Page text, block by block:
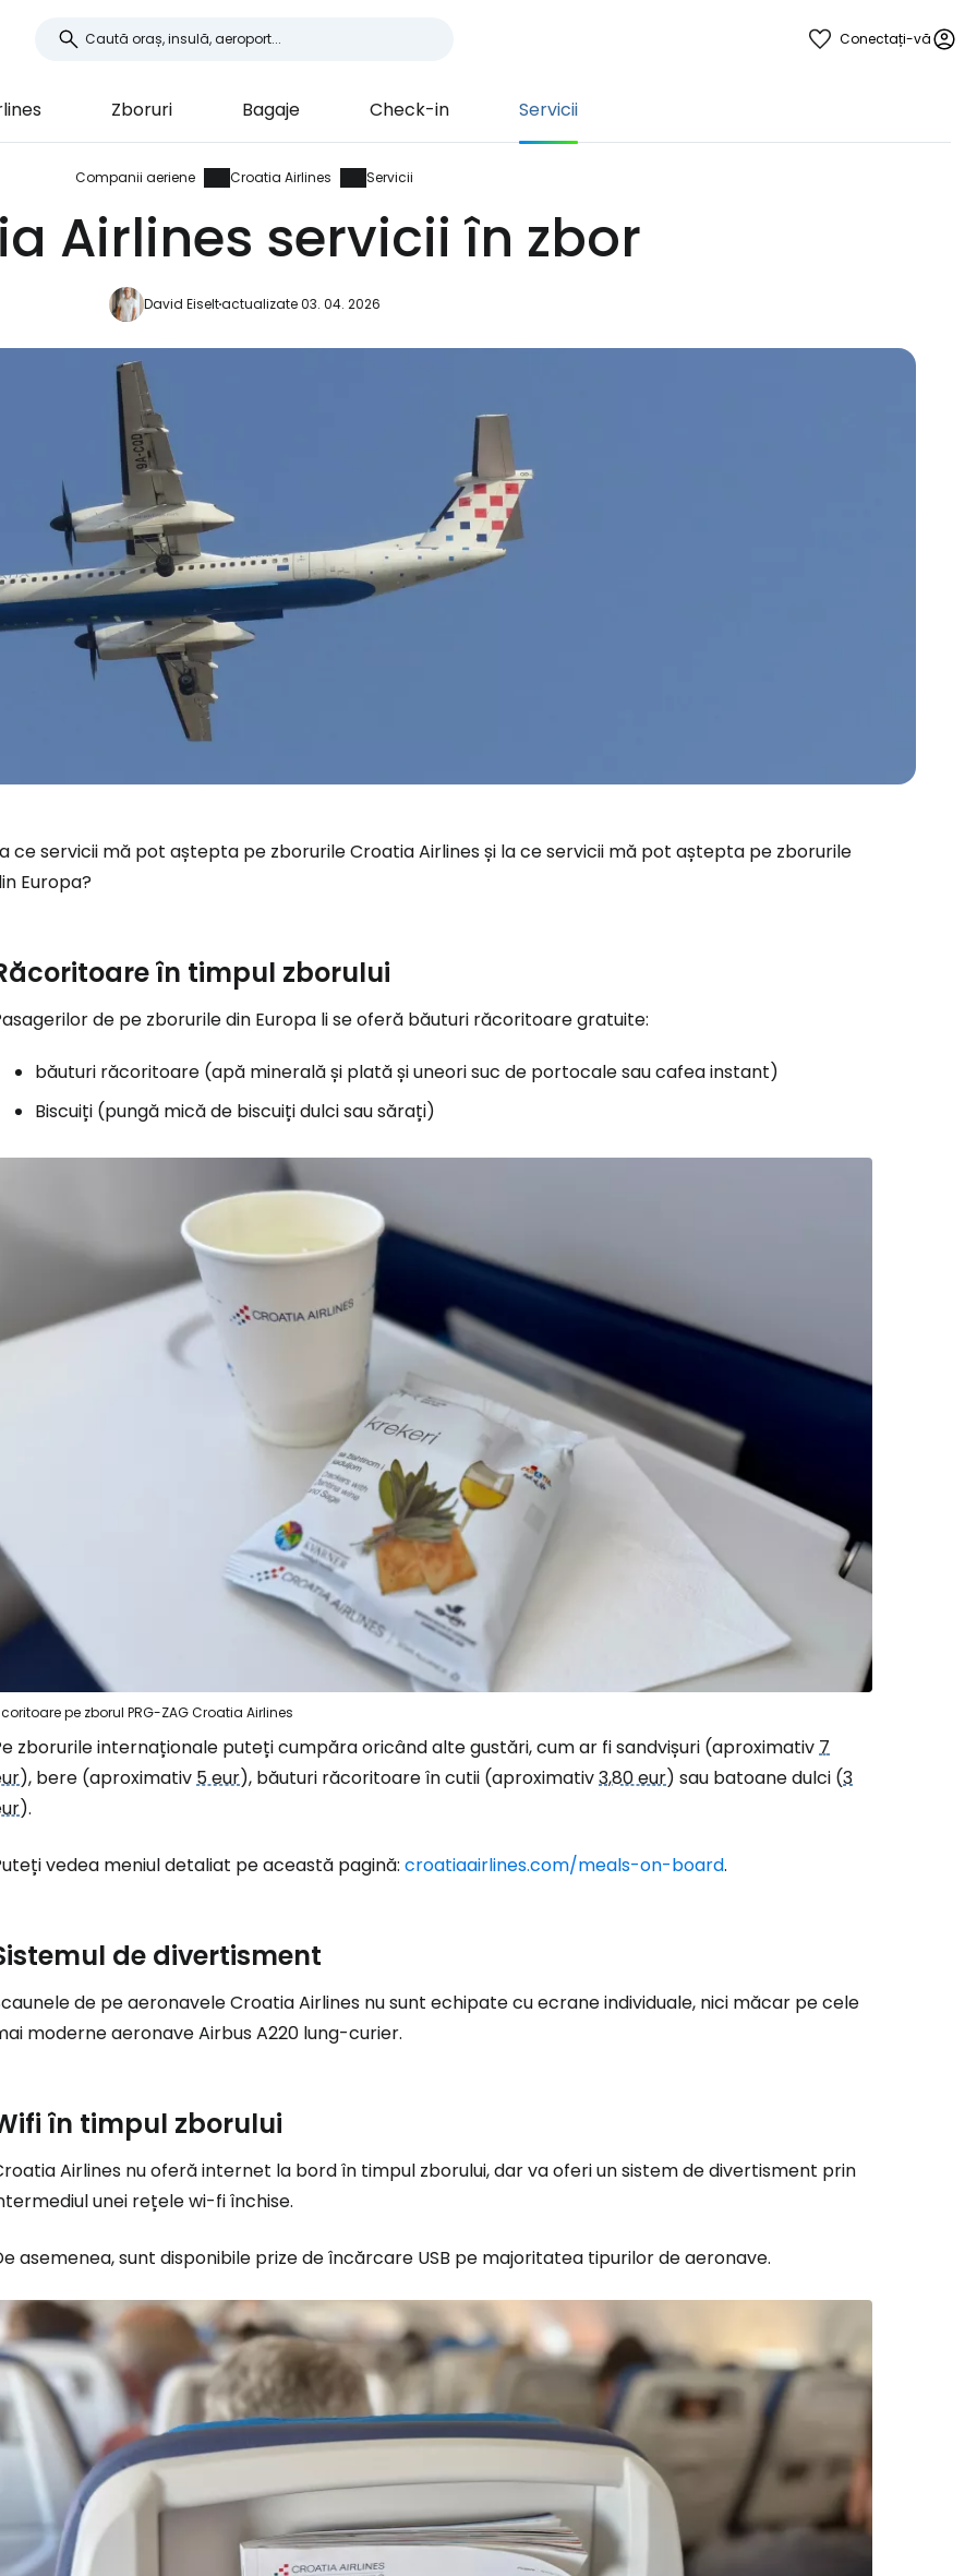
Conectați-vă
Zboruri Bagaje Check-in Servicii
Companii aeriene Croatia Airlines Servicii
Airlines servicii în zbor
David Eiseltactualizate 03. 04. 2026
ce servicii mă pot aștepta pe zborurile Croatia Airlines și la ce servicii mă pot aștepta pe zborurile
Europa?
în timpul zborului
de pe zborurile din Europa li se oferă băuturi răcoritoare gratuite:
băuturi răcoritoare (apă minerală și plată și uneori suc de portocale sau cafea instant)
Biscuiți (pungă mică de biscuiți dulci sau sărați)
pe zborul PRG-ZAG Croatia Airlines
zborurile internaționale puteți cumpăra oricând alte gustări, cum ar fi sandvișuri (aproximativ 7
), bere (aproximativ 5 eur), băuturi răcoritoare în cutii (aproximativ3,80 eur) sau batoane dulci (3
).
vedea meniul detaliat pe această pagină: croatiaairlines.com/meals-on-board.
de divertisment
de pe aeronavele Croatia Airlines nu sunt echipate cu ecrane individuale, nici măcar pe cele
moderne aeronave Airbus A220 lung-curier.
în timpul zborului
Airlines nu oferă internet la bord în timpul zborului, dar va oferi un sistem de divertisment prin
unei rețele wi-fi închise.
asemenea, sunt disponibile prize de încărcare USB pe majoritatea tipurilor de aeronave.
Conectați-vă la Cestee
... comunitatea mondială a călătorilor
Continuați cu Google